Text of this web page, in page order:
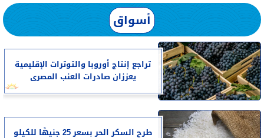
أسواق
تراجع إنتاج أوروبا والتوترات الإقليمية
يعززان صادرات العنب المصرى
طرح السكر الحر بسعر 25 جنيهًا للكيلو